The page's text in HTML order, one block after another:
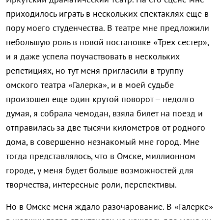
приходилось играть в нескольких спектаклях еще в
пору моего студенчества. В театре мне предложили
небольшую роль в новой постановке «Трех сестер»,
и я даже успела поучаствовать в нескольких
репетициях, но тут меня пригласили в труппу
омского театра «Галерка», и в моей судьбе
произошел еще один крутой поворот – недолго
думая, я собрала чемодан, взяла билет на поезд и
отправилась за две тысячи километров от родного
дома, в совершенно незнакомый мне город. Мне
тогда представлялось, что в Омске, миллионном
городе, у меня будет больше возможностей для
творчества, интересные роли, перспективы.
Но в Омске меня ждало разочарование. В «Галерке»